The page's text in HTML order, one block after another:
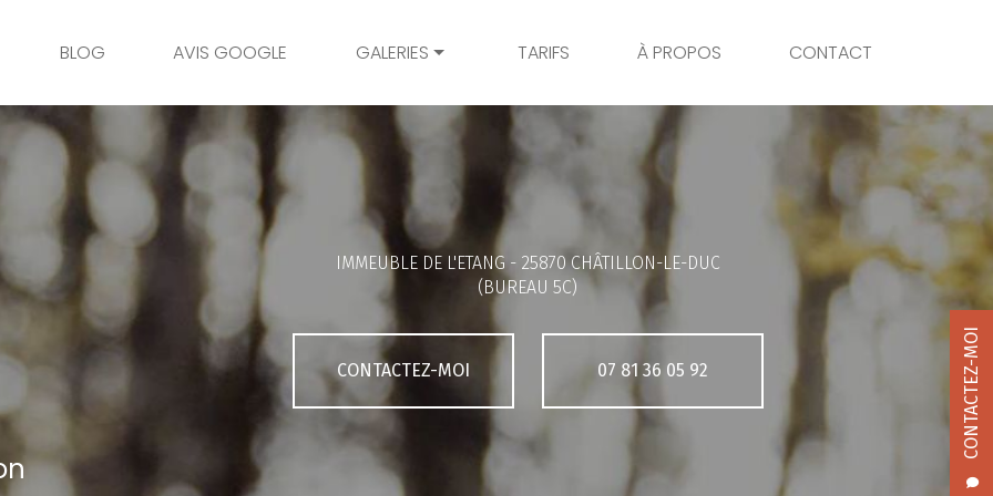
CONTACTEZ-MOI
BLOG AVIS GOOGLE GALERIES
Mariage
Grossesse
Bambins
Portrait
Galerie client
TARIFS À PROPOS CONTACT
IMMEUBLE DE L'ETANG - 25870 CHÂTILLON-LE-DUC
(BUREAU 5C)
CONTACTEZ-MOI 07 81 36 05 92